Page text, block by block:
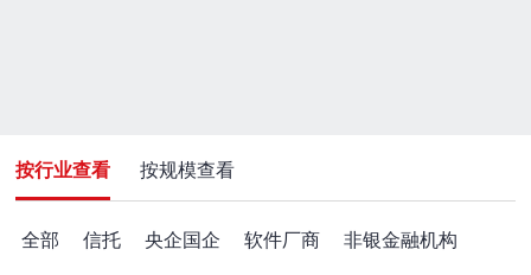
按行业查看 按规模查看
全部 信托 央企国企 软件厂商 非银金融机构